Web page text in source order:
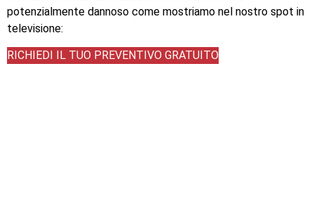
potenzialmente dannoso come mostriamo nel nostro spot in
televisione:
RICHIEDI IL TUO PREVENTIVO GRATUITO